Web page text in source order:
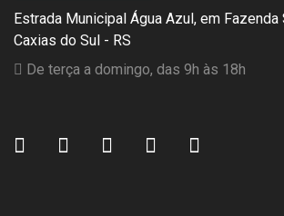
Estrada Municipal Água Azul, em Fazenda
Caxias do Sul - RS
De terça a domingo, das 9h às 18h